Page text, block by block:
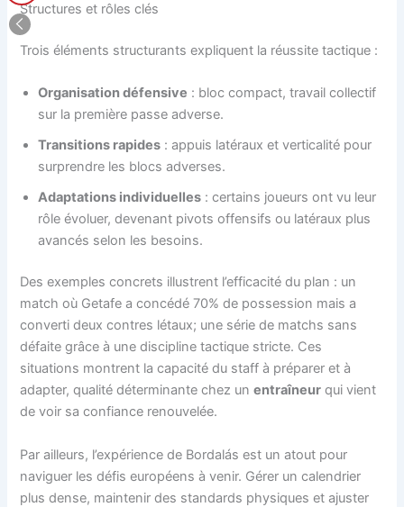
Structures et rôles clés
Trois éléments structurants expliquent la réussite tactique :
Organisation défensive : bloc compact, travail collectif
sur la première passe adverse.
Transitions rapides : appuis latéraux et verticalité pour
surprendre les blocs adverses.
Adaptations individuelles : certains joueurs ont vu leur
rôle évoluer, devenant pivots offensifs ou latéraux plus
avancés selon les besoins.
Des exemples concrets illustrent l’efficacité du plan : un
match où Getafe a concédé 70% de possession mais a
converti deux contres létaux; une série de matchs sans
défaite grâce à une discipline tactique stricte. Ces
situations montrent la capacité du staff à préparer et à
adapter, qualité déterminante chez unentraîneur qui vient
de voir sa confiance renouvelée.
Par ailleurs, l’expérience de Bordalás est un atout pour
naviguer les défis européens à venir. Gérer un calendrier
plus dense, maintenir des standards physiques et ajuster